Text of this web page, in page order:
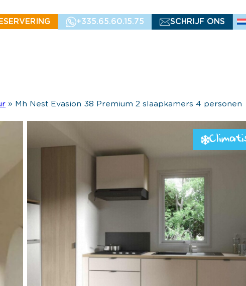
+335.65.60.15.75 SCHRIJF ONS
» Mh Nest Evasion 38 Premium 2 slaapkamers 4 personen